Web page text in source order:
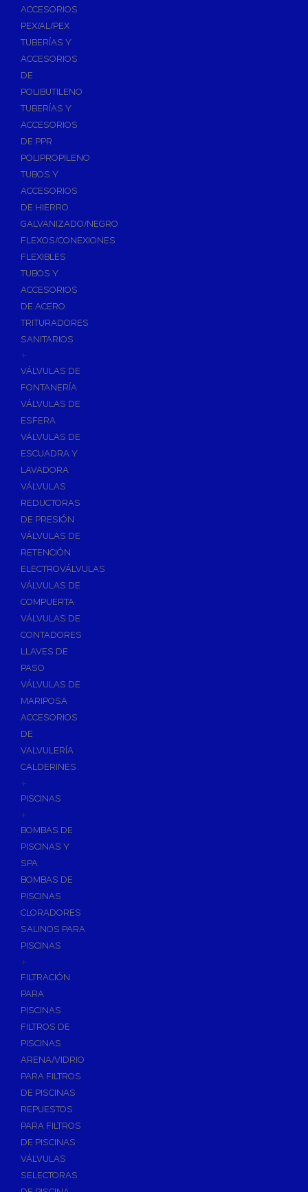
ACCESORIOS
PEX/AL/PEX
TUBERÍAS Y
ACCESORIOS
DE
POLIBUTILENO
TUBERÍAS Y
ACCESORIOS
DE PPR
POLIPROPILENO
TUBOS Y
ACCESORIOS
DE HIERRO
GALVANIZADO/NEGRO
FLEXOS/CONEXIONES
FLEXIBLES
TUBOS Y
ACCESORIOS
DE ACERO
TRITURADORES
SANITARIOS
+
VÁLVULAS DE
FONTANERÍA
VÁLVULAS DE
ESFERA
VÁLVULAS DE
ESCUADRA Y
LAVADORA
VÁLVULAS
REDUCTORAS
DE PRESIÓN
VÁLVULAS DE
RETENCIÓN
ELECTROVÁLVULAS
VÁLVULAS DE
COMPUERTA
VÁLVULAS DE
CONTADORES
LLAVES DE
PASO
VÁLVULAS DE
MARIPOSA
ACCESORIOS
DE
VALVULERÍA
CALDERINES
+
PISCINAS
+
BOMBAS DE
PISCINAS Y
SPA
BOMBAS DE
PISCINAS
CLORADORES
SALINOS PARA
PISCINAS
+
FILTRACIÓN
PARA
PISCINAS
FILTROS DE
PISCINAS
ARENA/VIDRIO
PARA FILTROS
DE PISCINAS
REPUESTOS
PARA FILTROS
DE PISCINAS
VÁLVULAS
SELECTORAS